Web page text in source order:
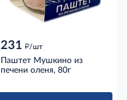
231 д/шт
Паштет Мушкино из
печени оленя, 80г